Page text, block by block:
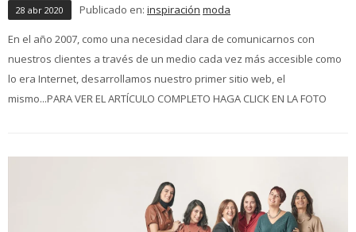
28 abr 2020 Publicado en: inspiración moda
En el año 2007, como una necesidad clara de comunicarnos con
nuestros clientes a través de un medio cada vez más accesible como
lo era Internet, desarrollamos nuestro primer sitio web, el
mismo...PARA VER EL ARTÍCULO COMPLETO HAGA CLICK EN LA FOTO